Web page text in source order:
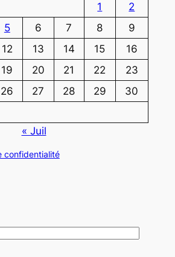
1
2
5 6 7 8
9
12 13 14 15
16
19 20 21 22
23
26 27 28 29
30
« Juil
confidentialité